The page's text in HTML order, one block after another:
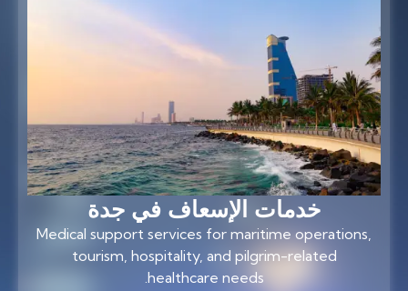
خدمات الإسعاف في جدة
Medical support services for maritime operations,
tourism, hospitality, and pilgrim-related
healthcare needs.